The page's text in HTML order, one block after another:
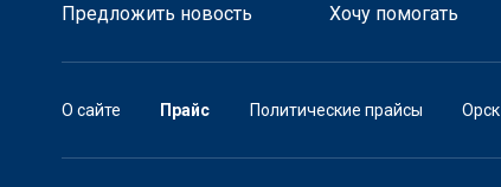
Предложить новость Хочу помогать
О сайте Прайс Политические прайсы Орск